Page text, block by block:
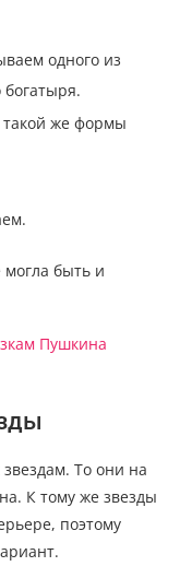
одного из
такой же формы
быть и
То они на
К тому же звезды
поэтому